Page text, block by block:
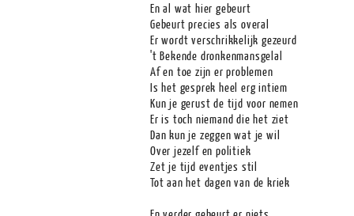
En al wat hier gebeurt
Gebeurt precies als overal
Er wordt verschrikkelijk gezeurd
't Bekende dronkenmansgelal
Af en toe zijn er problemen
Is het gesprek heel erg intiem
Kun je gerust de tijd voor nemen
Er is toch niemand die het ziet
Dan kun je zeggen wat je wil
Over jezelf en politiek
Zet je tijd eventjes stil
Tot aan het dagen van de kriek